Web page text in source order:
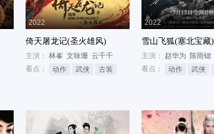
2022
倚天屠龙记(圣火雄风)
主演： 林峯 文咏珊 云千千
看点：
动作 武侠 古装
2022
雪山飞狐(塞北宝藏)
主演： 赵华为 陈雨锶
看点：
动作 武侠